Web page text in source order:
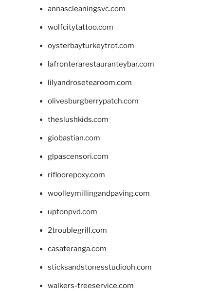
annascleaningsvc.com
wolfcitytattoo.com
oysterbayturkeytrot.com
lafronterarestauranteybar.com
lilyandrosetearoom.com
olivesburgberrypatch.com
theslushkids.com
giobastian.com
glpascensori.com
rifloorepoxy.com
woolleymillingandpaving.com
uptonpvd.com
2troublegrill.com
casateranga.com
sticksandstonesstudiooh.com
walkers-treeservice.com